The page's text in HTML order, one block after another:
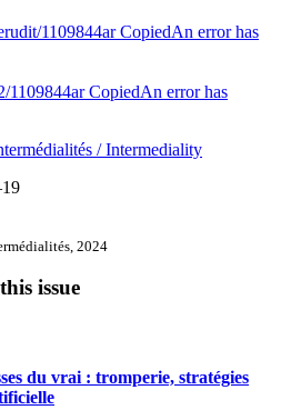
1109844arCopiedAn error has
1109844arCopiedAn error has
/ Intermediality
2024
issue
du vrai : tromperie, stratégies